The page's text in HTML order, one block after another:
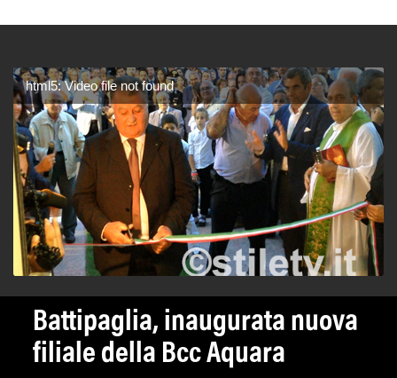
html5: Video file not found
Battipaglia, inaugurata nuova
filiale della Bcc Aquara